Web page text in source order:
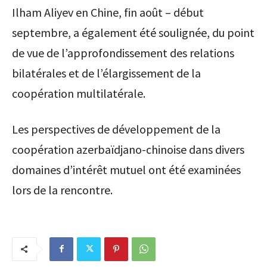
Ilham Aliyev en Chine, fin août – début
septembre, a également été soulignée, du point
de vue de l’approfondissement des relations
bilatérales et de l’élargissement de la
coopération multilatérale.
Les perspectives de développement de la
coopération azerbaïdjano-chinoise dans divers
domaines d’intérêt mutuel ont été examinées
lors de la rencontre.